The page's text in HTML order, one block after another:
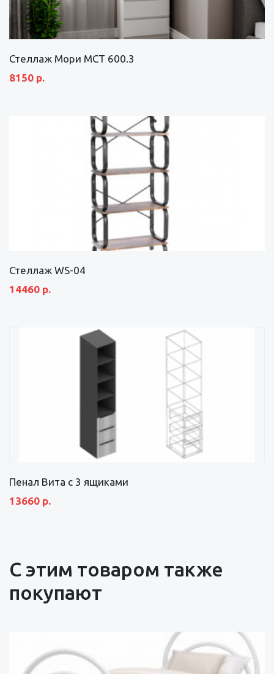
Стеллаж Мори МСТ 600.3
8150 р.
Стеллаж WS-04
14460 р.
Пенал Вита с 3 ящиками
13660 р.
С этим товаром также
покупают